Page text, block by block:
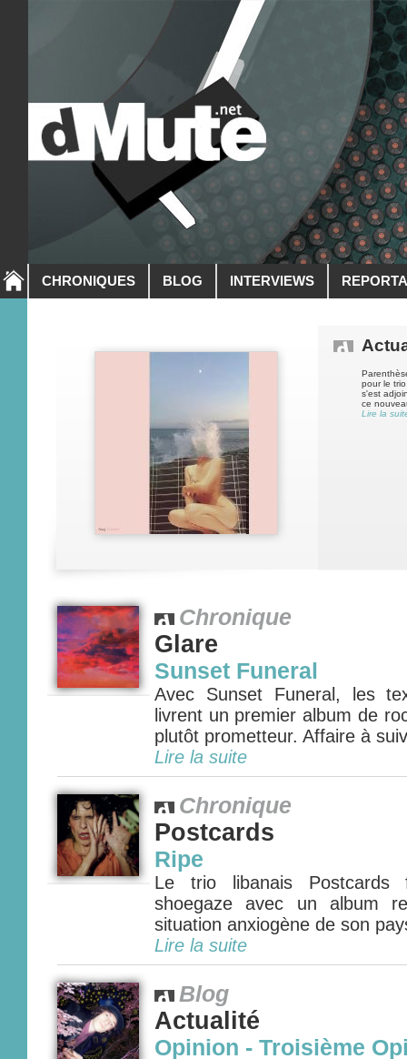
CHRONIQUES BLOG INTERVIEWS
pour le
s'est
ce
Lire la
Chronique
Glare
Sunset Funeral
Avec Sunset Funeral, les
livrent un premier album de
plutôt prometteur. Affaire à
Lire la suite
Chronique
Postcards
Ripe
Le trio libanais
shoegaze avec un album
situation anxiogène de son
Lire la suite
Blog
Actualité
Opinion - Troisième